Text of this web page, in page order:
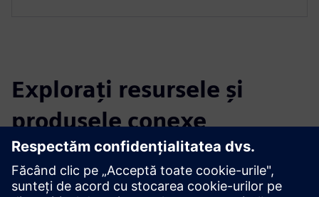
Explorați resursele și
produsele conexe
Informații și resurse suplimentare